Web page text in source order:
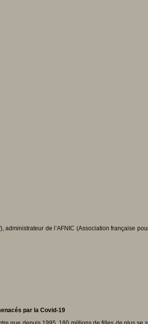
), administrateur de l’AFNIC (Association française
par la Covid-19